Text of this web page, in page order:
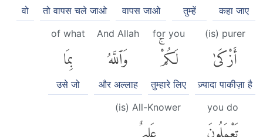
कहा जाए
तुम्हें
वापस जाओ
तो वापस चले जाओ
वो
(is) purer
أَزْكَىٰ
ज़्यादा पाकीज़ा है
for you
لَكُمْۚ
तुम्हारे लिए
And Allah
وَٱللَّهُ
और अल्लाह
of what
بِمَا
उसे जो
you do
تَعْمَلُونَ
(is) All-Knower
عَلِيمٌ